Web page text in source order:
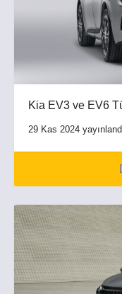
Kia EV3 ve EV6
29 Kas 2024